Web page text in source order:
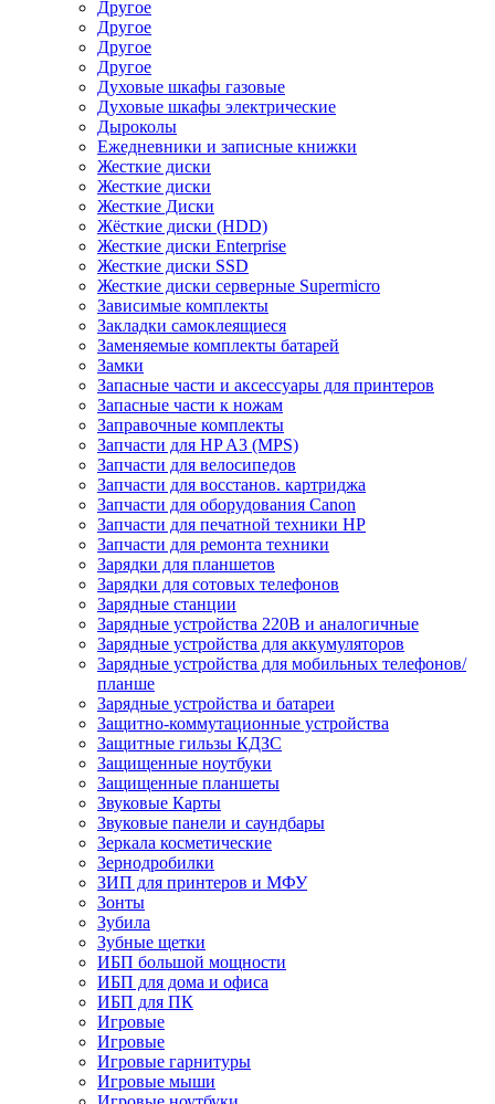
Другое
Другое
Другое
Другое
Духовые шкафы газовые
Духовые шкафы электрические
Дыроколы
Ежедневники и записные книжки
Жесткие диски
Жесткие диски
Жесткие Диски
Жёсткие диски (HDD)
Жесткие диски Enterprise
Жесткие диски SSD
Жесткие диски серверные Supermicro
Зависимые комплекты
Закладки самоклеящиеся
Заменяемые комплекты батарей
Замки
Запасные части и аксессуары для принтеров
Запасные части к ножам
Заправочные комплекты
Запчасти для HP A3 (MPS)
Запчасти для велосипедов
Запчасти для восстанов. картриджа
Запчасти для оборудования Canon
Запчасти для печатной техники HP
Запчасти для ремонта техники
Зарядки для планшетов
Зарядки для сотовых телефонов
Зарядные станции
Зарядные устройства 220В и аналогичные
Зарядные устройства для аккумуляторов
Зарядные устройства для мобильных телефонов/
планше
Зарядные устройства и батареи
Защитно-коммутационные устройства
Защитные гильзы КДЗС
Защищенные ноутбуки
Защищенные планшеты
Звуковые Карты
Звуковые панели и саундбары
Зеркала косметические
Зернодробилки
ЗИП для принтеров и МФУ
Зонты
Зубила
Зубные щетки
ИБП большой мощности
ИБП для дома и офиса
ИБП для ПК
Игровые
Игровые
Игровые гарнитуры
Игровые мыши